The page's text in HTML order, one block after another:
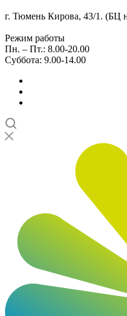
г. Тюмень Кирова, 43/1. (БЦ
Режим работы
Пн. – Пт.: 8.00-20.00
Суббота: 9.00-14.00